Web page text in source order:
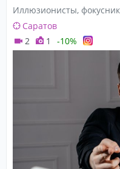
Иллюзионисты,
Саратов
2
1 -10%